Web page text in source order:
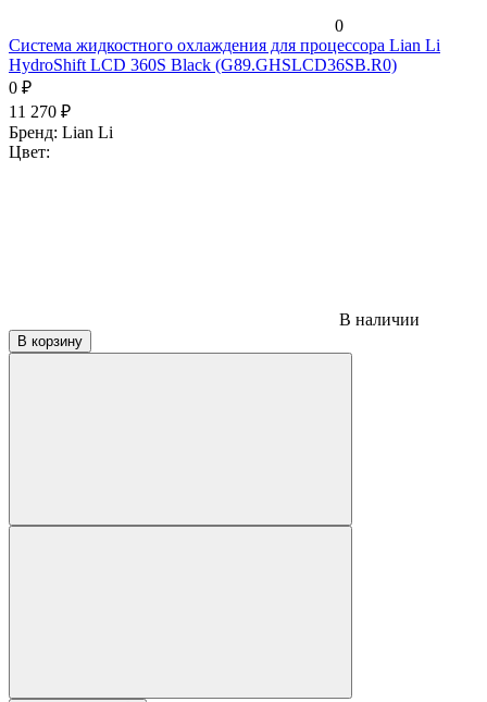
0
Система жидкостного охлаждения для процессора Lian Li
HydroShift LCD 360S Black (G89.GHSLCD36SB.R0)
0 ₽
11 270 ₽
Бренд: Lian Li
Цвет:
В наличии
В корзину